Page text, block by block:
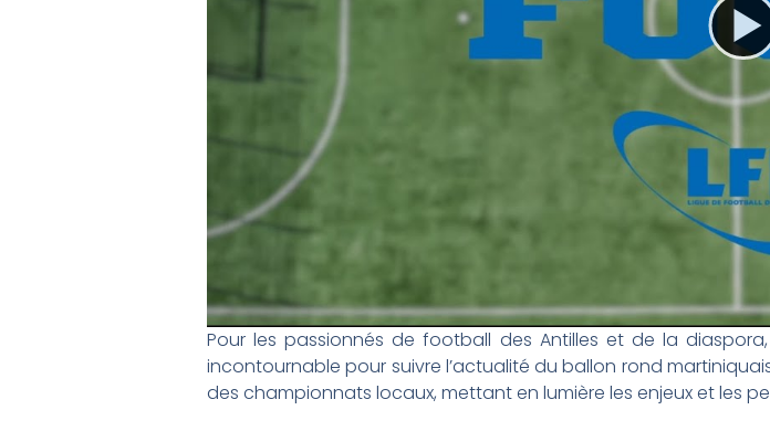
Pour les passionnés de football des Antilles et de la
incontournable pour suivre l’actualité du ballon rond
des championnats locaux, mettant en lumière les enjeux et les